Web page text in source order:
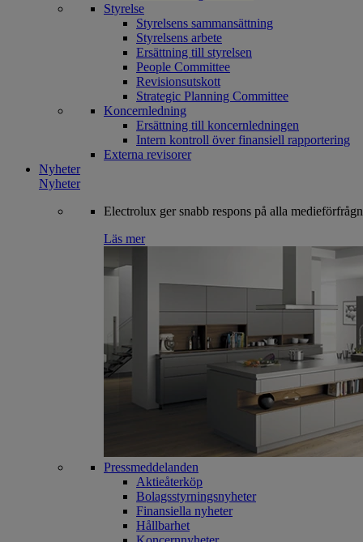
Styrelse
Styrelsens sammansättning
Styrelsens arbete
Ersättning till styrelsen
People Committee
Revisionsutskott
Strategic Planning Committee
Koncernledning
Ersättning till koncernledningen
Intern kontroll över finansiell rapportering
Externa revisorer
Nyheter
Nyheter
Electrolux ger snabb respons på alla
Läs mer
Pressmeddelanden
Aktieåterköp
Bolagsstyrningsnyheter
Finansiella nyheter
Hållbarhet